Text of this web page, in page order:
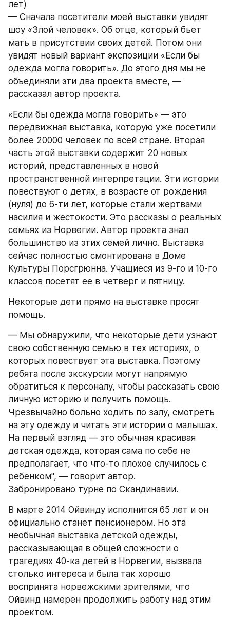
лет)
— Сначала посетители моей выставки увидят
шоу «Злой человек». Об отце, который бьет
мать в присутствии своих детей. Потом они
увидят новый вариант экспозиции «Если бы
одежда могла говорить». До этого дня мы не
объединяли эти два проекта вместе, —
рассказал автор проекта.
«Если бы одежда могла говорить» — это
передвижная выставка, которую уже посетили
более 20000 человек по всей стране. Вторая
часть этой выставки содержит 20 новых
историй, представленных в новой
пространственной интерпретации. Эти истории
повествуют о детях, в возрасте от рождения
(нуля) до 6-ти лет, которые стали жертвами
насилия и жестокости. Это рассказы о реальных
семьях из Норвегии. Автор проекта знал
большинство из этих семей лично. Выставка
сейчас полностью смонтирована в Доме
Культуры Порсгрюнна. Учащиеся из 9-го и 10-го
классов посетят ее в четверг и пятницу.
Некоторые дети прямо на выставке просят
помощь.
— Мы обнаружили, что некоторые дети узнают
свою собственную семью в тех историях, о
которых повествует эта выставка. Поэтому
ребята после экскурсии могут напрямую
обратиться к персоналу, чтобы рассказать свою
личную историю и получить помощь.
Чрезвычайно больно ходить по залу, смотреть
на эту одежду и читать эти истории о малышах.
На первый взгляд — это обычная красивая
детская одежда, которая сама по себе не
предполагает, что что-то плохое случилось с
ребенком", — говорит автор.
Забронировано турне по Скандинавии.
В марте 2014 Ойвинду исполнится 65 лет и он
официально станет пенсионером. Но эта
необычная выставка детской одежды,
рассказывающая в общей сложности о
трагедиях 40-ка детей в Норвегии, вызвала
столько интереса и была так хорошо
воспринята норвежскими зрителями, что
Ойвинд намерен продолжить работу над этим
проектом.